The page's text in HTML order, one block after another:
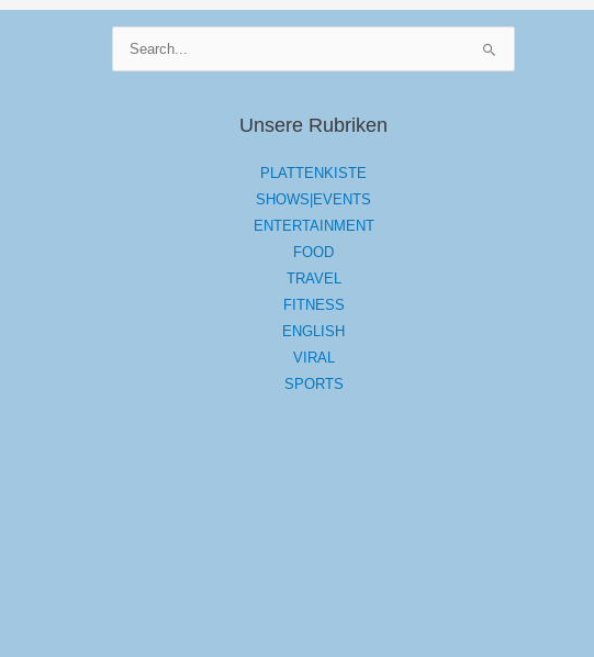
Unsere Rubriken
PLATTENKISTE
SHOWS|EVENTS
ENTERTAINMENT
FOOD
TRAVEL
FITNESS
ENGLISH
VIRAL
SPORTS